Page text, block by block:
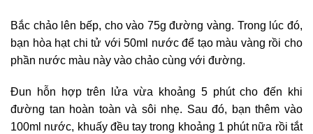
Bắc chảo lên bếp, cho vào 75g đường vàng. Trong lúc đó,
bạn hòa hạt chi tử với 50ml nước để tạo màu vàng rồi cho
phần nước màu này vào chảo cùng với đường.
Đun hỗn hợp trên lửa vừa khoảng 5 phút cho đến khi
đường tan hoàn toàn và sôi nhẹ. Sau đó, bạn thêm vào
100ml nước, khuấy đều tay trong khoảng 1 phút nữa rồi tắt